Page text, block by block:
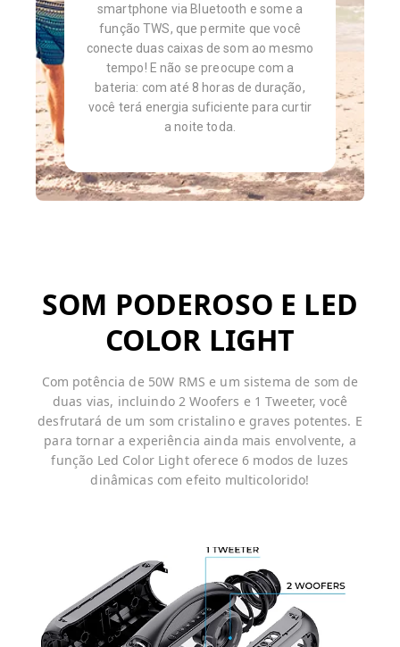
smartphone via Bluetooth e some a
função TWS, que permite que você
conecte duas caixas de som ao mesmo
tempo! E não se preocupe com a
bateria: com até 8 horas de duração,
você terá energia suficiente para curtir
a noite toda.
SOM PODEROSO E LED
COLOR LIGHT
Com potência de 50W RMS e um sistema de som de
duas vias, incluindo 2 Woofers e 1 Tweeter, você
desfrutará de um som cristalino e graves potentes. E
para tornar a experiência ainda mais envolvente, a
função Led Color Light oferece 6 modos de luzes
dinâmicas com efeito multicolorido!